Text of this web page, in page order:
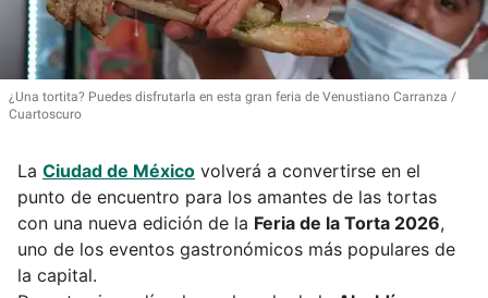
¿Una tortita? Puedes disfrutarla en esta gran feria de Venustiano Carranza
Cuartoscuro
La Ciudad de México volverá a convertirse en el
punto de encuentro para los amantes de las tortas
con una nueva edición de la Feria de la Torta 2026,
uno de los eventos gastronómicos más populares de
la capital.